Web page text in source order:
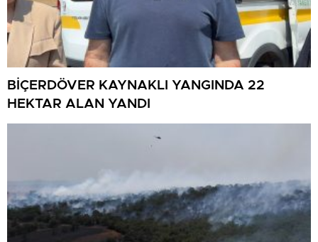
BİÇERDÖVER KAYNAKLI YANGINDA 22
HEKTAR ALAN YANDI